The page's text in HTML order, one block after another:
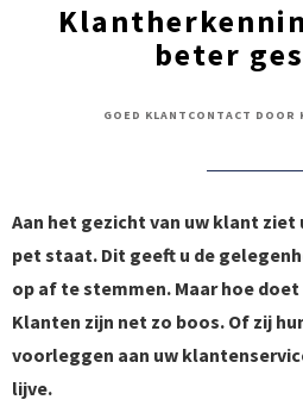
beter
GOED KLANTCONTACT DOOR
Aan het gezicht van uw klant
pet staat. Dit geeft u de
op af te stemmen. Maar hoe
Klanten zijn net zo boos. Of zij
voorleggen aan uw
lijve.